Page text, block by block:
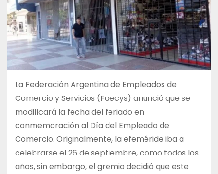
La Federación Argentina de Empleados de
Comercio y Servicios (Faecys) anunció que se
modificará la fecha del feriado en
conmemoración al Día del Empleado de
Comercio. Originalmente, la efeméride iba a
celebrarse el 26 de septiembre, como todos los
años, sin embargo, el gremio decidió que este